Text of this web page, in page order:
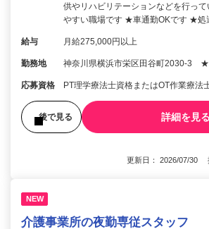
供やリハビリテーションなどを行っ
やすい職場です ★車通勤OKです ★処
給与 月給275,000円以上
勤務地 神奈川県横浜市栄区田谷町2030-3 ★
応募資格 PT理学療法士資格またはOT作業療法
後で見る 詳細を見る
更新日： 2026/07/30
NEW
介護事業所の夜勤専従スタッフ